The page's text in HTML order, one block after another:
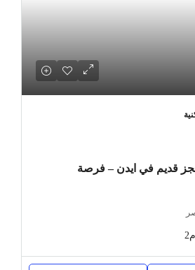
قديم في ايدن – فرصة
م2